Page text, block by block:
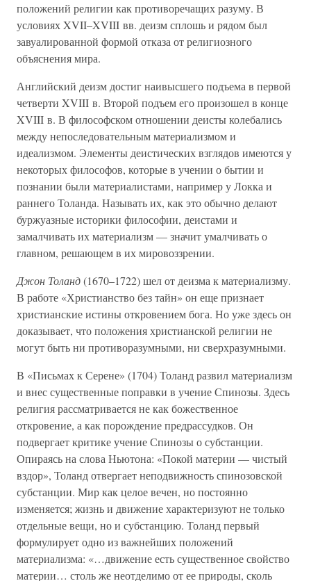
положений религии как противоречащих разуму. В
условиях XVII–XVIII вв. деизм сплошь и рядом был
завуалированной формой отказа от религиозного
объяснения мира.
Английский деизм достиг наивысшего подъема в первой
четверти XVIII в. Второй подъем его произошел в конце
XVIII в. В философском отношении деисты колебались
между непоследовательным материализмом и
идеализмом. Элементы деистических взглядов имеются у
некоторых философов, которые в учении о бытии и
познании были материалистами, например у Локка и
раннего Толанда. Называть их, как это обычно делают
буржуазные историки философии, деистами и
замалчивать их материализм — значит умалчивать о
главном, решающем в их мировоззрении.
Джон Толанд(1670–1722) шел от деизма к материализму.
В работе «Христианство без тайн» он еще признает
христианские истины откровением бога. Но уже здесь он
доказывает, что положения христианской религии не
могут быть ни противоразумными, ни сверхразумными.
В «Письмах к Серене» (1704) Толанд развил материализм
и внес существенные поправки в учение Спинозы. Здесь
религия рассматривается не как божественное
откровение, а как порождение предрассудков. Он
подвергает критике учение Спинозы о субстанции.
Опираясь на слова Ньютона: «Покой материи — чистый
вздор», Толанд отвергает неподвижность спинозовской
субстанции. Мир как целое вечен, но постоянно
изменяется; жизнь и движение характеризуют не только
отдельные вещи, но и субстанцию. Толанд первый
формулирует одно из важнейших положений
материализма: «…движение есть существенное свойство
материи… столь же неотделимо от ее природы, сколь